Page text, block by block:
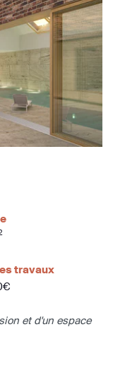
travaux
et d'un espace